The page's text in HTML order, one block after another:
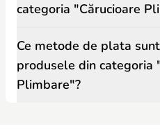
categoria "Cărucioare
Ce metode de plata
produsele din categoria
Plimbare"?